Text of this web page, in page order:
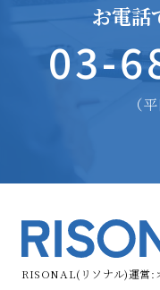
お電話
03-
（
RISONAL(リソナル)運営: